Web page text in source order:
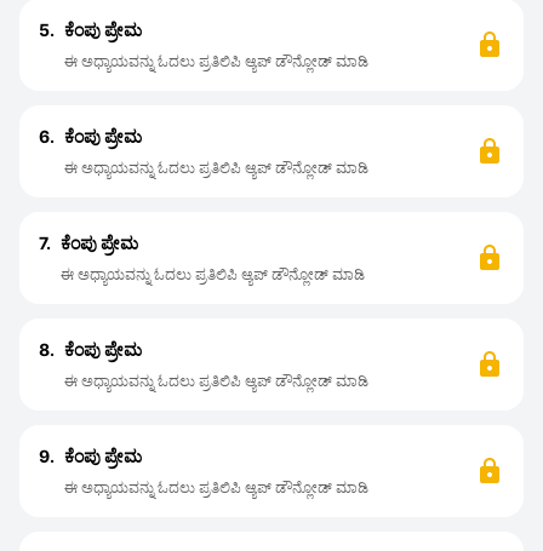
5. ಕೆಂಪು ಪ್ರೇಮ
ಈ ಅಧ್ಯಾಯವನ್ನು ಓದಲು ಪ್ರತಿಲಿಪಿ ಆ್ಯಪ್ ಡೌನ್ಲೋಡ್ ಮಾಡಿ
6. ಕೆಂಪು ಪ್ರೇಮ
ಈ ಅಧ್ಯಾಯವನ್ನು ಓದಲು ಪ್ರತಿಲಿಪಿ ಆ್ಯಪ್ ಡೌನ್ಲೋಡ್ ಮಾಡಿ
7. ಕೆಂಪು ಪ್ರೇಮ
ಈ ಅಧ್ಯಾಯವನ್ನು ಓದಲು ಪ್ರತಿಲಿಪಿ ಆ್ಯಪ್ ಡೌನ್ಲೋಡ್ ಮಾಡಿ
8. ಕೆಂಪು ಪ್ರೇಮ
ಈ ಅಧ್ಯಾಯವನ್ನು ಓದಲು ಪ್ರತಿಲಿಪಿ ಆ್ಯಪ್ ಡೌನ್ಲೋಡ್ ಮಾಡಿ
9. ಕೆಂಪು ಪ್ರೇಮ
ಈ ಅಧ್ಯಾಯವನ್ನು ಓದಲು ಪ್ರತಿಲಿಪಿ ಆ್ಯಪ್ ಡೌನ್ಲೋಡ್ ಮಾಡಿ